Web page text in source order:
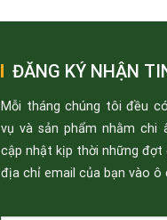
ĐĂNG KÝ NHẬN
Mỗi tháng chúng tôi đều
vụ và sản phẩm nhằm chi
cập nhật kịp thời những đợt
địa chỉ email của bạn vào ô